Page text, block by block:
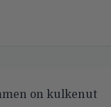
on kulkenut